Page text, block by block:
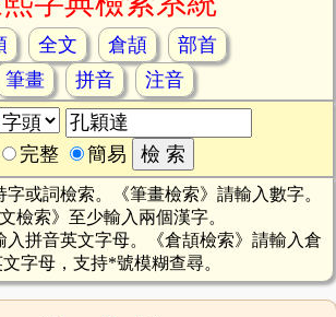
全文 倉頡
部首
筆畫
拼音
注音
完整
簡易
字或詞檢索。《筆畫檢索》請輸入數字。
文檢索》至少輸入兩個漢字。
入拼音英文字母。《倉頡檢索》請輸入倉
字母，支持*號模糊查尋。